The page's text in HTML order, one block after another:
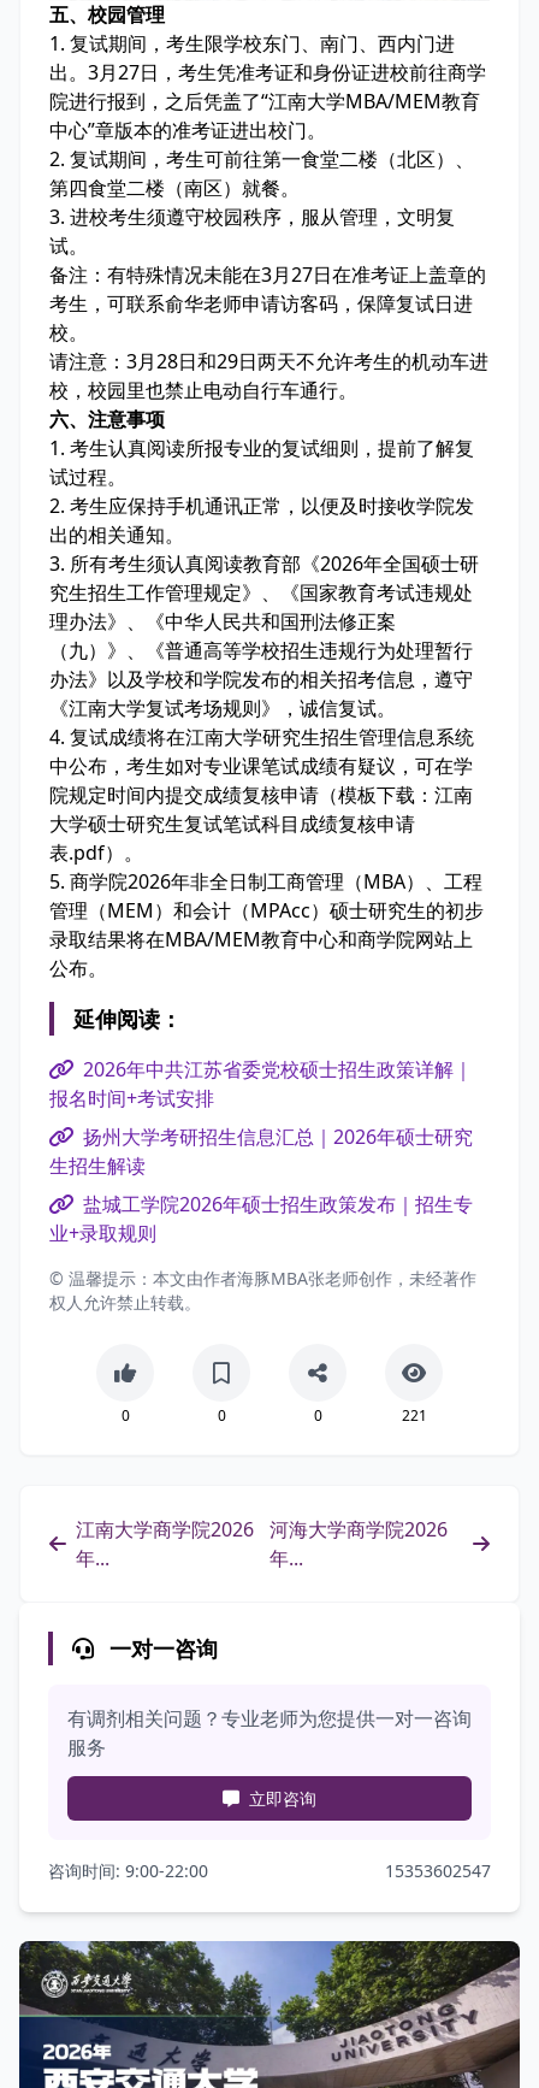
五、校园管理
1. 复试期间，考生限学校东门、南门、西内门进
出。3月27日，考生凭准考证和身份证进校前往商学
院进行报到，之后凭盖了“江南大学MBA/MEM教育
中心”章版本的准考证进出校门。
2. 复试期间，考生可前往第一食堂二楼（北区）、
第四食堂二楼（南区）就餐。
3. 进校考生须遵守校园秩序，服从管理，文明复
试。
备注：有特殊情况未能在3月27日在准考证上盖章的
考生，可联系俞华老师申请访客码，保障复试日进
校。
请注意：3月28日和29日两天不允许考生的机动车进
校，校园里也禁止电动自行车通行。
六、注意事项
1. 考生认真阅读所报专业的复试细则，提前了解复
试过程。
2. 考生应保持手机通讯正常，以便及时接收学院发
出的相关通知。
3. 所有考生须认真阅读教育部《2026年全国硕士研
究生招生工作管理规定》、《国家教育考试违规处
理办法》、《中华人民共和国刑法修正案
（九）》、《普通高等学校招生违规行为处理暂行
办法》以及学校和学院发布的相关招考信息，遵守
《江南大学复试考场规则》，诚信复试。
4. 复试成绩将在江南大学研究生招生管理信息系统
中公布，考生如对专业课笔试成绩有疑议，可在学
院规定时间内提交成绩复核申请（模板下载：江南
大学硕士研究生复试笔试科目成绩复核申请
表.pdf）。
5. 商学院2026年非全日制工商管理（MBA）、工程
管理（MEM）和会计（MPAcc）硕士研究生的初步
录取结果将在MBA/MEM教育中心和商学院网站上
公布。
延伸阅读：
2026年中共江苏省委党校硕士招生政策详解｜
报名时间+考试安排
扬州大学考研招生信息汇总｜2026年硕士研究
生招生解读
盐城工学院2026年硕士招生政策发布｜招生专
业+录取规则
© 温馨提示：本文由作者海豚MBA张老师创作，未经著作
权人允许禁止转载。
0 0 0 221
江南大学商学院2026
年...
河海大学商学院2026
年...
一对一咨询
有调剂相关问题？专业老师为您提供一对一咨询
服务
立即咨询
咨询时间: 9:00-22:00 15353602547